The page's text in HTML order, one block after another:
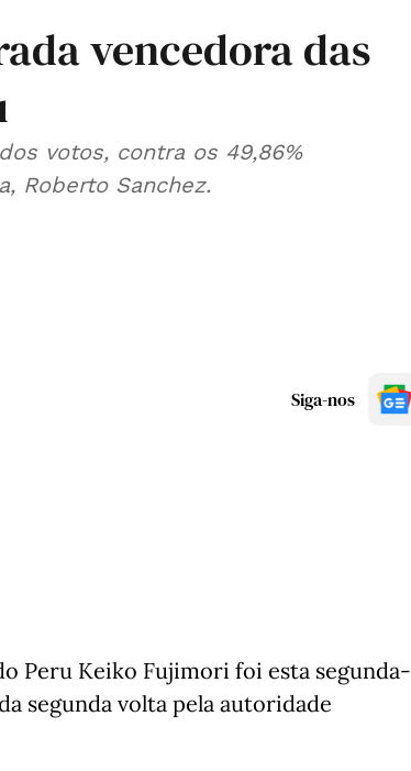
vencedora das
votos, contra os 49,86%
Roberto Sanchez.
Siga-nos
Peru Keiko Fujimori foi esta segunda-
segunda volta pela autoridade